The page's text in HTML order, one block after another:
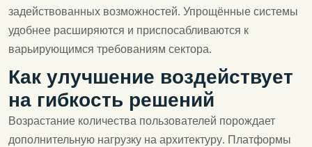
задействованных возможностей. Упрощённые системы
удобнее расширяются и приспосабливаются к
варьирующимся требованиям сектора.
Как улучшение воздействует
на гибкость решений
Возрастание количества пользователей порождает
дополнительную нагрузку на архитектуру. Платформы